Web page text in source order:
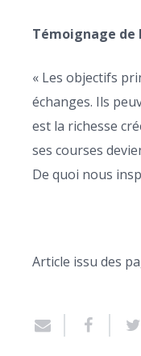
Témoignage de
« Les objectifs
échanges. Ils
est la richesse
ses courses
De quoi nous
Article issu des